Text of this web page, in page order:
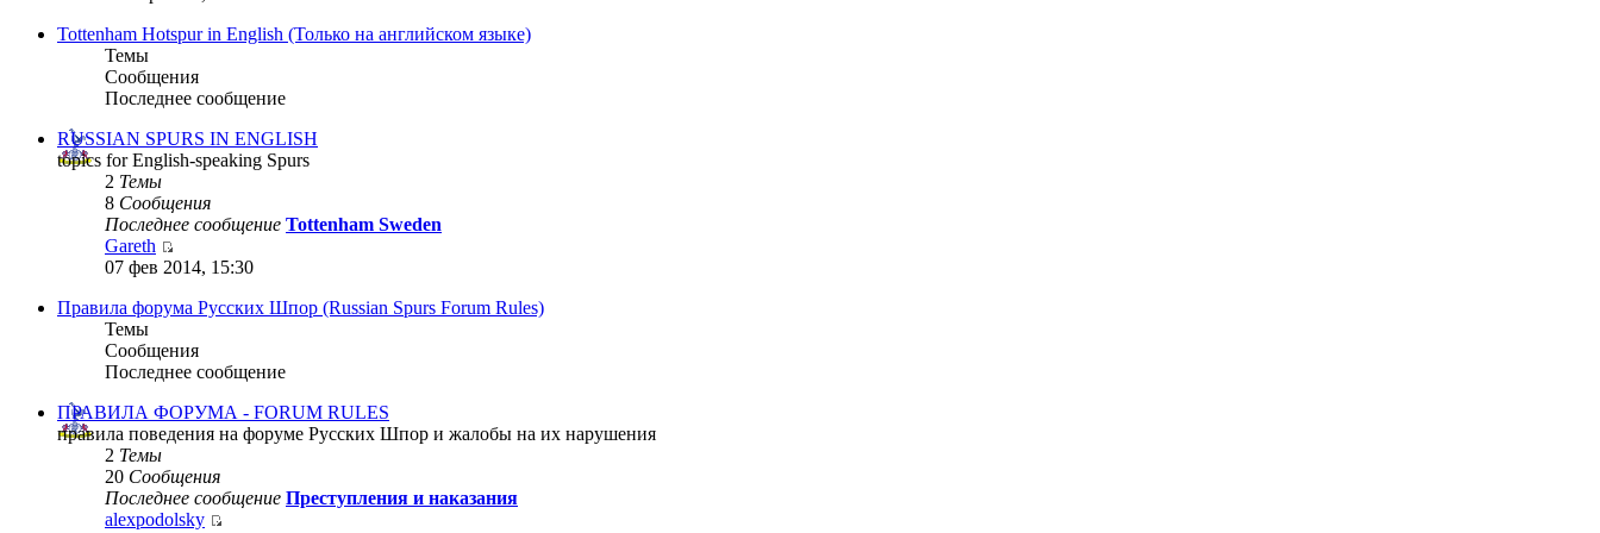
Tottenham Hotspur in English (Только на английском языке)
Темы
Сообщения
Последнее сообщение
RUSSIAN SPURS IN ENGLISH
topics for English-speaking Spurs
2 Темы
8 Сообщения
Последнее сообщение Tottenham Sweden
Gareth
07 фев 2014, 15:30
Правила форума Русских Шпор (Russian Spurs Forum Rules)
Темы
Сообщения
Последнее сообщение
ПРАВИЛА ФОРУМА - FORUM RULES
правила поведения на форуме Русских Шпор и жалобы на их нарушения
2 Темы
20 Сообщения
Последнее сообщение Преступления и наказания
alexpodolsky